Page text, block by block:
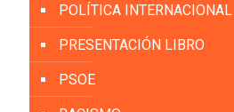
POLÍTICA INTERNACIONAL
PRESENTACIÓN LIBRO
PSOE